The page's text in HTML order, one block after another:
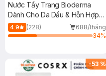
Nước Tẩy Trang Bioderma
Dành Cho Da Dầu & Hỗn Hợp
500ml
4.9 (228)
688/tháng
34%
-53 %